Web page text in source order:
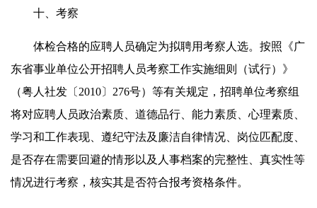
十、考察
体检合格的应聘人员确定为拟聘用考察人选。按照《广
东省事业单位公开招聘人员考察工作实施细则（试行）》
（粤人社发〔2010〕276号）等有关规定，招聘单位考察组
将对应聘人员政治素质、道德品行、能力素质、心理素质、
学习和工作表现、遵纪守法及廉洁自律情况、岗位匹配度、
是否存在需要回避的情形以及人事档案的完整性、真实性等
情况进行考察，核实其是否符合报考资格条件。